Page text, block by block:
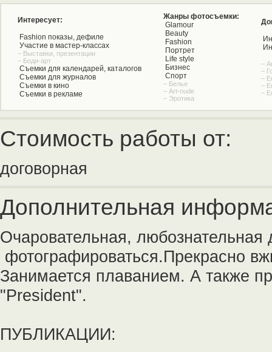
Интересует:
Fashion показы, дефиле
Участие в мастер-классах
– Выставки, презентации
– Боди-арт
Съемки для календарей, каталогов
Съемки для журналов
Съемки в кино
Съемки в рекламе
Жанры фотосъемки:
Glamour
Beauty
Fashion
Портрет
Life style
Бизнес
Спорт
– Белье
– Art-nude
– Эротика
–
–
–
–
–
Стоимость работы от:
договорная
Дополнительная
Очаровательная,
фотографироваться.Прекрасно
Занимается плаванием. А также
"President".
ПУБЛИКАЦИИ: